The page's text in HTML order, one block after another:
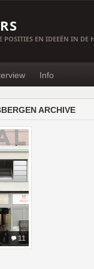
POSITIES EN IDEEËN IN DE
Info
ARCHIVE
11